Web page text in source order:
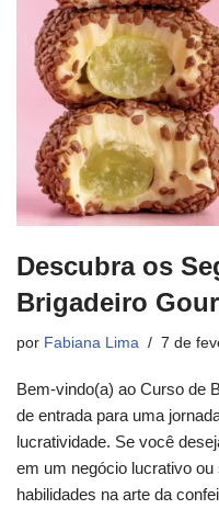
Descubra os
Brigadeiro
por Fabiana Lima 7 de
Bem-vindo(a) ao Curso de
de entrada para uma
lucratividade. Se você
em um negócio lucrativo
habilidades na arte da